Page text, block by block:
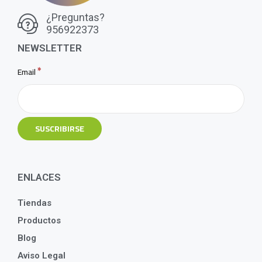
¿Preguntas?
956922373
NEWSLETTER
Email*
ENLACES
Tiendas
Productos
Blog
Aviso Legal